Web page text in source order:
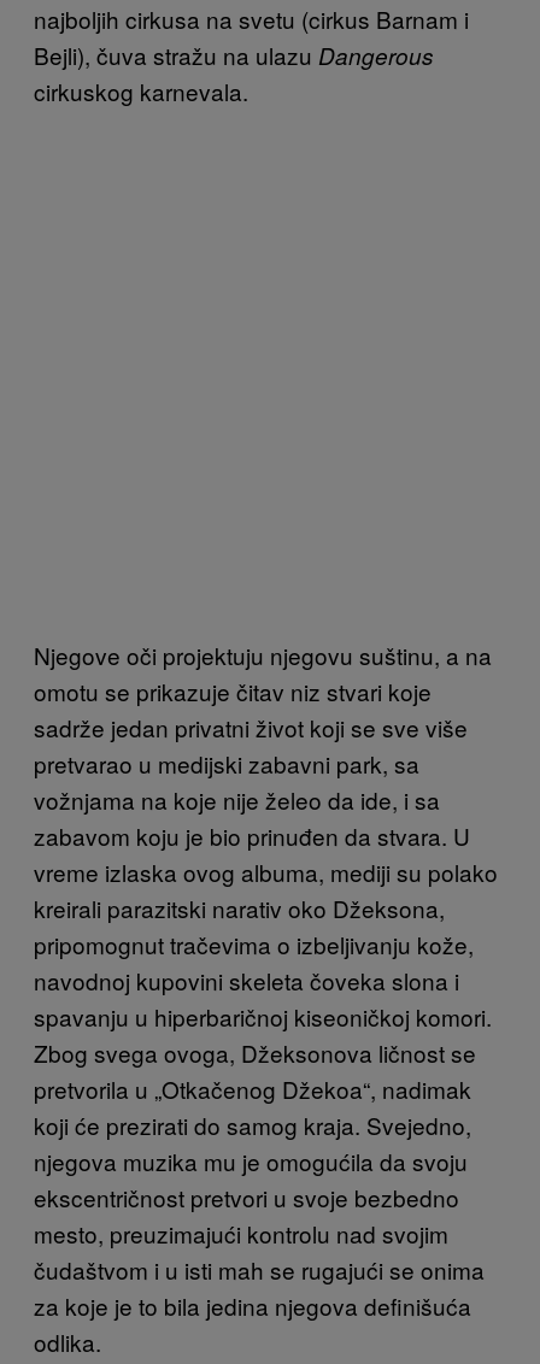
najboljih cirkusa na svetu (cirkus Barnam i
Bejli), čuva stražu na ulazu Dangerous
cirkuskog karnevala.
Njegove oči projektuju njegovu suštinu, a na
omotu se prikazuje čitav niz stvari koje
sadrže jedan privatni život koji se sve više
pretvarao u medijski zabavni park, sa
vožnjama na koje nije želeo da ide, i sa
zabavom koju je bio prinuđen da stvara. U
vreme izlaska ovog albuma, mediji su polako
kreirali parazitski narativ oko Džeksona,
pripomognut tračevima o izbeljivanju kože,
navodnoj kupovini skeleta čoveka slona i
spavanju u hiperbaričnoj kiseoničkoj komori.
Zbog svega ovoga, Džeksonova ličnost se
pretvorila u „Otkačenog Džekoa“, nadimak
koji će prezirati do samog kraja. Svejedno,
njegova muzika mu je omogućila da svoju
ekscentričnost pretvori u svoje bezbedno
mesto, preuzimajući kontrolu nad svojim
čudaštvom i u isti mah se rugajući se onima
za koje je to bila jedina njegova definišuća
odlika.